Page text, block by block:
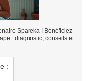
Spareka ! Bénéficiez
: diagnostic, conseils et
: